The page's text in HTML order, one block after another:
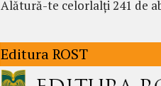
Alătură-te celorlalți 241 de
Editura ROST